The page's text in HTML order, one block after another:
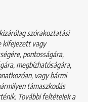
szórakoztatási
kifejezett vagy
pontosságára,
megbízhatóságára,
vagy bármi
támaszkodás
További feltételek a